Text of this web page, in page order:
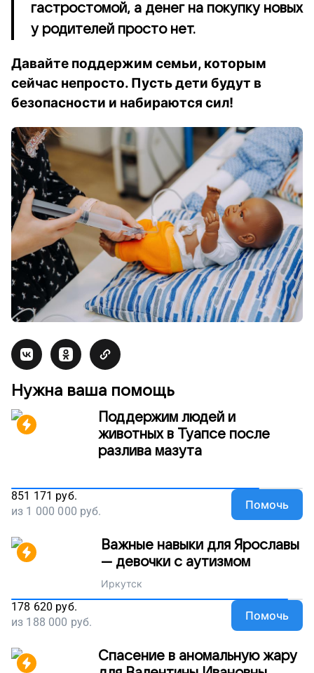
гастростомой, а денег на покупку новых
у родителей просто нет.
Давайте поддержим семьи, которым
сейчас непросто. Пусть дети будут в
безопасности и набираются сил!
Нужна ваша помощь
Поддержим людей и
животных в Туапсе после
разлива мазута
851 171 руб.
из 1 000 000 руб. Помочь
Важные навыки для Ярославы
— девочки с аутизмом
Иркутск
178 620 руб.
из 188 000 руб. Помочь
Спасение в аномальную жару